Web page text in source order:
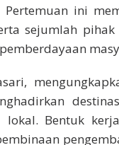
ini
sejumlah
Bentuk